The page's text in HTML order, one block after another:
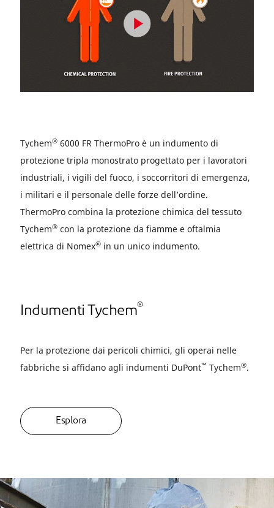
Tychem® 6000 FR ThermoPro è un indumento di
protezione tripla monostrato progettato per i lavoratori
industriali, i vigili del fuoco, i soccorritori di emergenza,
i militari e il personale delle forze dell’ordine.
ThermoPro combina la protezione chimica del tessuto
Tychem® con la protezione da fiamme e oftalmia
elettrica di Nomex® in un unico indumento.
Indumenti Tychem®
Per la protezione dai pericoli chimici, gli operai nelle
fabbriche si affidano agli indumenti DuPont™ Tychem®.
Esplora